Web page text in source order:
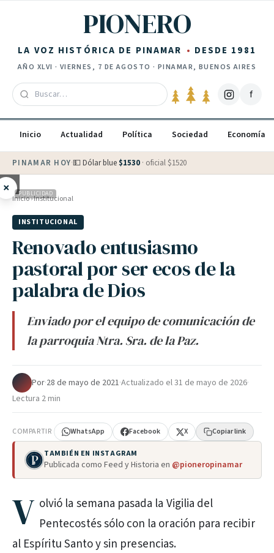
PIONERO
LA VOZ HISTÓRICA DE PINAMAR DESDE 1981
AÑO XLVI · VIERNES, 7 DE AGOSTO · PINAMAR, BUENOS AIRES
f
Inicio Actualidad Política Sociedad Economía
PINAMAR HOY·💵 Dólar blue $1530 · oficial $1520
× PUBLICIDAD
Inicio›Institucional
INSTITUCIONAL
Renovado entusiasmo
pastoral por ser ecos de la
palabra de Dios
Enviado por el equipo de comunicación de
la parroquia Ntra. Sra. de la Paz.
Por·28 de mayo de 2021·Actualizado el31 de mayo de 2026·
Lectura 2 min
COMPARTIR WhatsApp Facebook X Copiar link
TAMBIÉN EN INSTAGRAM
Publicada como Feed y Historia en @pioneropinamar
V olvió la semana pasada la Vigilia del
Pentecostés sólo con la oración para recibir
al Espíritu Santo y sin presencias.